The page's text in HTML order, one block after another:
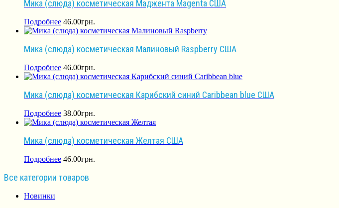
Мика (слюда) косметическая Маджента Magenta США
Подробнее 46.00грн.
Мика (слюда) косметическая Малиновый Raspberry США
Подробнее 46.00грн.
Мика (слюда) косметическая Карибский синий Caribbean blue США
Подробнее 38.00грн.
Мика (слюда) косметическая Желтая США
Подробнее 46.00грн.
Все категории товаров
Новинки